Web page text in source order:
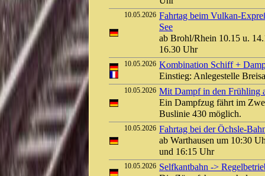
10.05.2026 Fahrtag beim Vulkan-
See
ab Brohl/Rhein 10.15 u.
16.30 Uhr
10.05.2026 Kombination Schiff +
Einstieg: Anlegestelle
10.05.2026 Mit Dampf in den Frühling
Ein Dampfzug fährt im
Buslinie 430 möglich.
10.05.2026 Fahrtag bei der Öchsle-
ab Warthausen um 10:30
und 16:15 Uhr
10.05.2026 Selfkantbahn ->